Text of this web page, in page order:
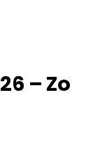
– Zo